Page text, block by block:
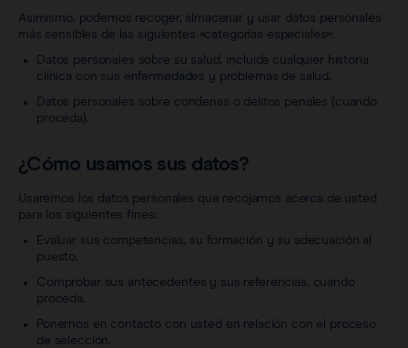
Asimismo, podemos recoger, almacenar y usar datos personales
más sensibles de las siguientes «categorías especiales»:
Datos personales sobre su salud, incluida cualquier historia
clínica con sus enfermedades y problemas de salud.
Datos personales sobre condenas o delitos penales (cuando
proceda).
¿Cómo usamos sus datos?
Usaremos los datos personales que recojamos acerca de usted
para los siguientes fines:
Evaluar sus competencias, su formación y su adecuación al
puesto.
Comprobar sus antecedentes y sus referencias, cuando
proceda.
Ponernos en contacto con usted en relación con el proceso
de selección.